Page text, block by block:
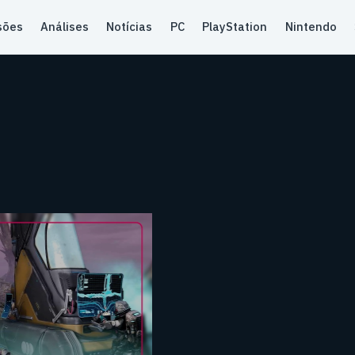
Análises Notícias PC PlayStation Nintendo